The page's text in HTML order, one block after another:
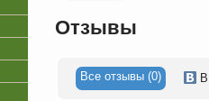
Отзывы
Все отзывы (0)